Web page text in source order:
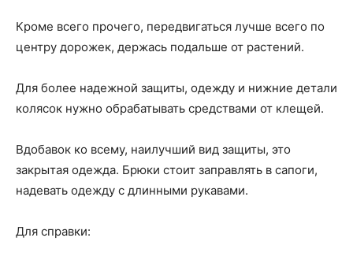
Кроме всего прочего, передвигаться лучше всего по
центру дорожек, держась подальше от растений.
Для более надежной защиты, одежду и нижние детали
колясок нужно обрабатывать средствами от клещей.
Вдобавок ко всему, наилучший вид защиты, это
закрытая одежда. Брюки стоит заправлять в сапоги,
надевать одежду с длинными рукавами.
Для справки: